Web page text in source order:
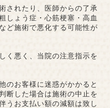
されたり、医師からの了承
しょう症・心筋梗塞・高血
ど施術で悪化する可能性が
く悪く、当院の注意指示を
のお客様に迷惑がかかると
断した場合は施術の中止を
うお支払い額の減額は致し